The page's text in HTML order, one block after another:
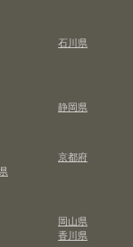
石川県
静岡県
京都府
岡山県
香川県